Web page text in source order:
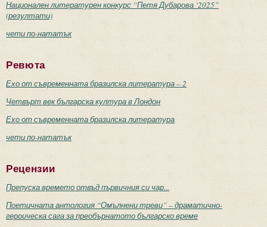
Национален литературен конкурс “Петя Дубарова ‘2025”
(резултати)
чети по-нататък
Ревюта
Ехо от съвременната бразилска литература – 2
Четвърт век българска култура в Лондон
Ехо от съвременната бразилска литература
чети по-нататък
Рецензии
Препуска времето отвъд първичния си чар...
Поетичната антология “Омълнени треви” – драматично-
героическа сага за преобърнатото българско време